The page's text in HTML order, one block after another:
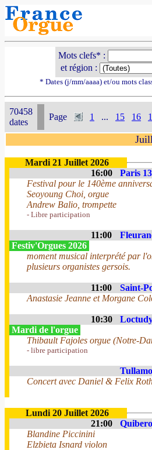
Mots clefs* :
et région :
* Dates (j/mm/aaaa) et/ou mots
70458
dates
Page 1 ... 15 16
Mardi 21 Juillet 2026
16:00
Paris
Festival pour le 140ème
Seoyoung Choi, orgue
Andrew Balio, trompette
- Libre participation
11:00
Festiv'Orgues 2026
moment musical interprété par
plusieurs organistes gersois.
11:00
Saint-
Anastasie Jeanne et Morgane
10:30
Mardi de l'orgue
Thibault Fajoles orgue (Notre-
- libre participation
Concert avec Daniel & Felix
Lundi 20 Juillet 2026
21:00
Blandine Piccinini
Elzbieta Isnard violon